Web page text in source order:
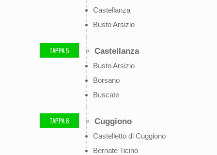
Castellanza
Busto Arsizio
TAPPA 5 Castellanza
Busto Arsizio
Borsano
Buscate
TAPPA 6 Cuggiono
Castelletto di Cuggiono
Bernate Ticino